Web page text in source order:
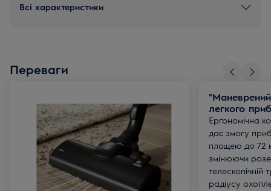
Всі характеристики
Переваги
легкого
Ергономічна
дає змогу
площею до 72
змінюючи
телескопічній
радіусу